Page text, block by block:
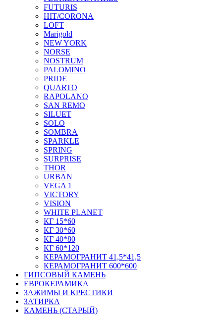
FUTURIS
HIT/CORONA
LOFT
Marigold
NEW YORK
NORSE
NOSTRUM
PALOMINO
PRIDE
QUARTO
RAPOLANO
SAN REMO
SILUET
SOLO
SOMBRA
SPARKLE
SPRING
SURPRISE
THOR
URBAN
VEGA 1
VICTORY
VISION
WHITE PLANET
КГ 15*60
КГ 30*60
КГ 40*80
КГ 60*120
КЕРАМОГРАНИТ 41,5*41,5
КЕРАМОГРАНИТ 600*600
ГИПСОВЫЙ КАМЕНЬ
ЕВРОКЕРАМИКА
ЗАЖИМЫ И КРЕСТИКИ
ЗАТИРКА
КАМЕНЬ (СТАРЫЙ)